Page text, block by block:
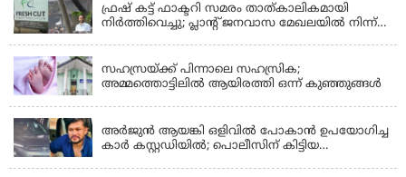
ഫ്രഷ് കട്ട് ഫാക്ടറി സമരം താത്കാലികമായി
നിർത്തിവെച്ചു; പ്ലാൻ്റ് ജനവാസ മേഖലയിൽ നിന്ന്
സഹസ്രയ്ക്ക് പിന്നാലെ സഹസ്രിക;
അമ്മത്തൊട്ടിലില്‍ ആയിരത്തി ഒന്ന് കുഞ്ഞുങ്ങള്‍
അർജുൻ ആയങ്കി ഒളിവിൽ പോകാൻ ഉപയോഗിച്ച
കാർ കസ്റ്റഡിയിൽ; പൊലീസിന് കിട്ടിയ